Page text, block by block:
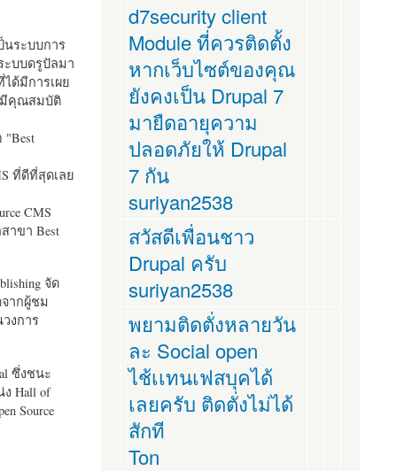
นระบบการ
ะบบดรูปัลมา
ด้มีการเผย
มีคุณสมบัติ
"Best
ที่ดีที่สุดเลย
CMS
าขา Best
จัด
ากผู้ชม
งการ
ซึ่งชนะ
Hall of
Source
d7security client
Module ที่ควรติดตั้ง
หากเว็บไซต์ของคุณ
ยังคงเป็น Drupal 7
มายืดอายุความ
ปลอดภัยให้ Drupal
7 กัน
suriyan2538
สวัสดีเพื่อนชาว
Drupal ครับ
suriyan2538
พยามติดตั่งหลายวัน
ละ Social open
ไช้เเทนเฟสบุคได้
เลยครับ ติดตั่งไม่ได้
สักที
Ton